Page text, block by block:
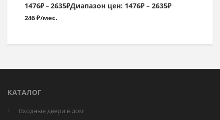
1476₽–2635₽Диапазон цен: 1476₽ – 2635₽
246 ₽/мес.
КАТАЛОГ
Входные двери в дом